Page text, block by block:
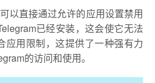
以直接通过允许的应用设置禁用
已经安装，这会使它无法
应用限制，这提供了一种强有力
的访问和使用。